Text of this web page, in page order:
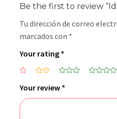
Be the first to review
Tu dirección de correo
marcados con *
Your rating *
Your review *